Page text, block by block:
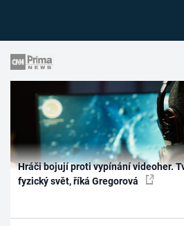
Hráči bojují proti vypínání videoher.
fyzický svět, říká Gregorová